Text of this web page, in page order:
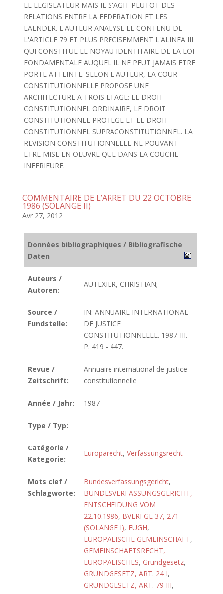
LE LEGISLATEUR MAIS IL S'AGIT PLUTOT DES
RELATIONS ENTRE LA FEDERATION ET LES
LAENDER. L'AUTEUR ANALYSE LE CONTENU DE
L'ARTICLE 79 ET PLUS PRECISEMMENT L'ALINEA III
QUI CONSTITUE LE NOYAU IDENTITAIRE DE LA LOI
FONDAMENTALE AUQUEL IL NE PEUT JAMAIS ETRE
PORTE ATTEINTE. SELON L'AUTEUR, LA COUR
CONSTITUTIONNELLE PROPOSE UNE
ARCHITECTURE A TROIS ETAGE: LE DROIT
CONSTITUTIONNEL ORDINAIRE, LE DROIT
CONSTITUTIONNEL PROTEGE ET LE DROIT
CONSTITUTIONNEL SUPRACONSTITUTIONNEL. LA
REVISION CONSTITUTIONNELLE NE POUVANT
ETRE MISE EN OEUVRE QUE DANS LA COUCHE
INFERIEURE.
COMMENTAIRE DE L’ARRET DU 22 OCTOBRE
1986 (SOLANGE II)
Avr 27, 2012
Données bibliographiques / Bibliografische
Daten
Auteurs /
Autoren:
AUTEXIER, CHRISTIAN;
Source /
Fundstelle:
IN: ANNUAIRE INTERNATIONAL
DE JUSTICE
CONSTITUTIONNELLE. 1987-III.
P. 419 - 447.
Revue /
Zeitschrift:
Annuaire international de justice
constitutionnelle
Année / Jahr: 1987
Type / Typ:
Catégorie /
Kategorie:
Europarecht, Verfassungsrecht
Mots clef /
Schlagworte:
Bundesverfassungsgericht,
BUNDESVERFASSUNGSGERICHT,
ENTSCHEIDUNG VOM
22.10.1986, BVERFGE 37, 271
(SOLANGE I), EUGH,
EUROPAEISCHE GEMEINSCHAFT,
GEMEINSCHAFTSRECHT,
EUROPAEISCHES, Grundgesetz,
GRUNDGESETZ, ART. 24 I,
GRUNDGESETZ, ART. 79 III,